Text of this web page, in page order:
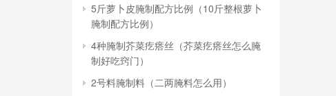
5斤萝卜皮腌制配方比例（10斤整根萝卜
腌制配方比例）
4种腌制芥菜疙瘩丝（芥菜疙瘩丝怎么腌
制好吃窍门）
2号料腌制料（二两腌料怎么用）